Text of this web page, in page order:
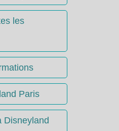
les
Paris
Disneyland